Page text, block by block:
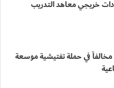
خريجي معاهد التدريب
«الداخلية»: ضبط 48 مخالفاً في حملة تفتيشية موسعة